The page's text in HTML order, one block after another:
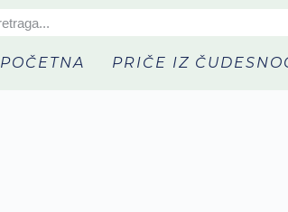
POČETNA PRIČE IZ